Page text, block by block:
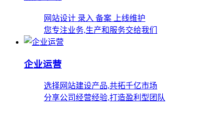
网站设计 录入 备案 上线维护
您专注业务,生产和服务交给我们
企业运营
选择网站建设产品,共拓千亿市场
分享公司经营经验,打造盈利型团队